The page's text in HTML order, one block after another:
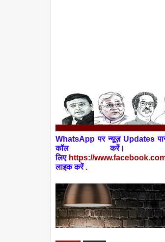
WhatsApp पर न्यूज़ Updates
कॉलकरें।
लिए https://
लाइक करें .